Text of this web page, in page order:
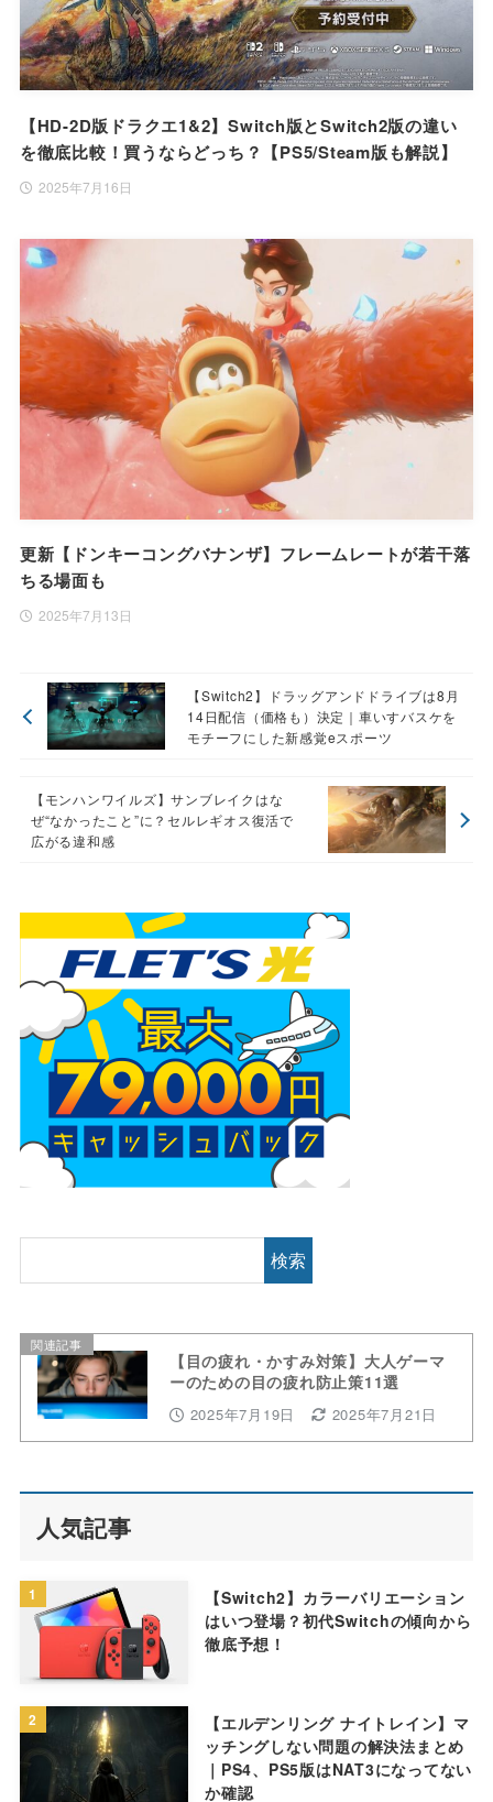
【HD-2D版ドラクエ1&2】Switch版とSwitch2版の違い
を徹底比較！買うならどっち？【PS5/Steam版も解説】
2025年7月16日
更新【ドンキーコングバナンザ】フレームレートが若干落
ちる場面も
2025年7月13日
【Switch2】ドラッグアンドドライブは8月
14日配信（価格も）決定｜車いすバスケを
モチーフにした新感覚eスポーツ
【モンハンワイルズ】サンブレイクはな
ぜ“なかったこと”に？セルレギオス復活で
広がる違和感
検索
関連記事
【目の疲れ・かすみ対策】大人ゲーマ
ーのための目の疲れ防止策11選
2025年7月19日 2025年7月21日
人気記事
1
【Switch2】カラーバリエーション
はいつ登場？初代Switchの傾向から
徹底予想！
2
【エルデンリング ナイトレイン】マ
ッチングしない問題の解決法まとめ
｜PS4、PS5版はNAT3になってない
か確認